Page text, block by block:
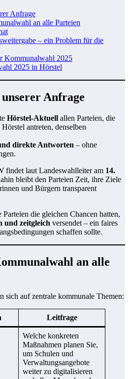
Anfrage
an alle Parteien
– ein Problem für die
Kommunalwahl 2025
2025 in Hörstel
Anfrage
Hörstel-Aktuell allen Parteien, die
antreten, denselben
direkte Antworten – ohne
findet laut Landeswahlleiter am 14.
bleibt den Parteien Zeit, ihre Ziele
und Bürgern transparent
die gleichen Chancen hatten,
und zeitgleich versendet – ein faires
schaffen sollte.
an alle
sich auf zentrale kommunale Themen:
Leitfrage
Welche konkreten
Maßnahmen planen Sie,
um Schulen und
Verwaltungsangebote
weiter zu digitalisieren